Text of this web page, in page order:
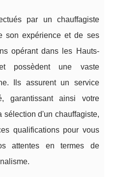
par un chauffagiste
son expérience et de ses
opérant dans les Hauts-
possèdent une vaste
Ils assurent un service
garantissant ainsi votre
sélection d'un chauffagiste,
qualifications pour vous
attentes en termes de